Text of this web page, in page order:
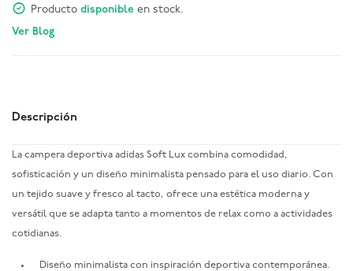
Producto disponible en stock.
Ver Blog
Descripción
La campera deportiva adidas Soft Lux combina comodidad,
sofisticación y un diseño minimalista pensado para el uso diario. Con
un tejido suave y fresco al tacto, ofrece una estética moderna y
versátil que se adapta tanto a momentos de relax como a actividades
cotidianas.
Diseño minimalista con inspiración deportiva contemporánea.